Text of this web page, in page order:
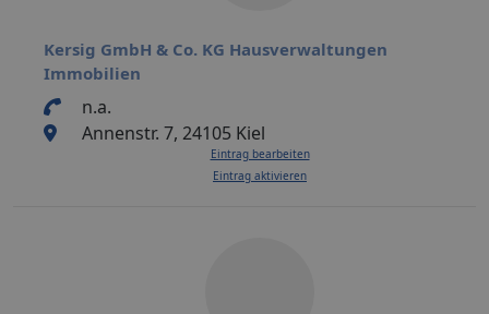
Kersig GmbH & Co. KG Hausverwaltungen
Immobilien
n.a.
Annenstr. 7, 24105 Kiel
Eintrag bearbeiten
Eintrag aktivieren